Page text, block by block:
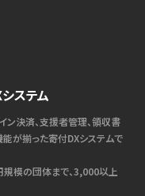
ステム
ン決済、支援者管理、領収書
が揃った寄付DXシステムで
模の団体まで、3,000以上